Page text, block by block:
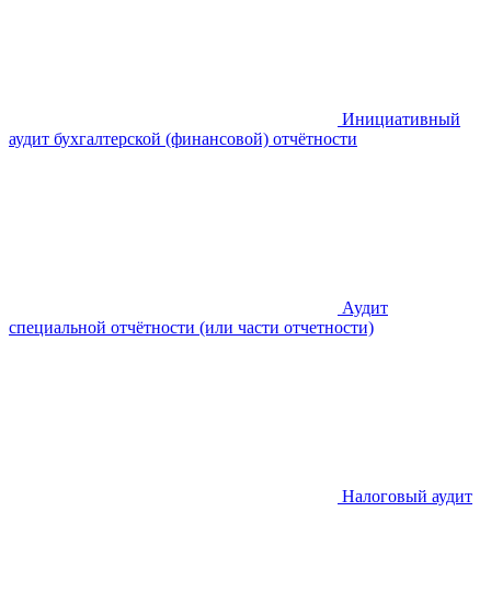
Инициативный
аудит бухгалтерской (финансовой) отчётности
Аудит
специальной отчётности (или части отчетности)
Налоговый аудит